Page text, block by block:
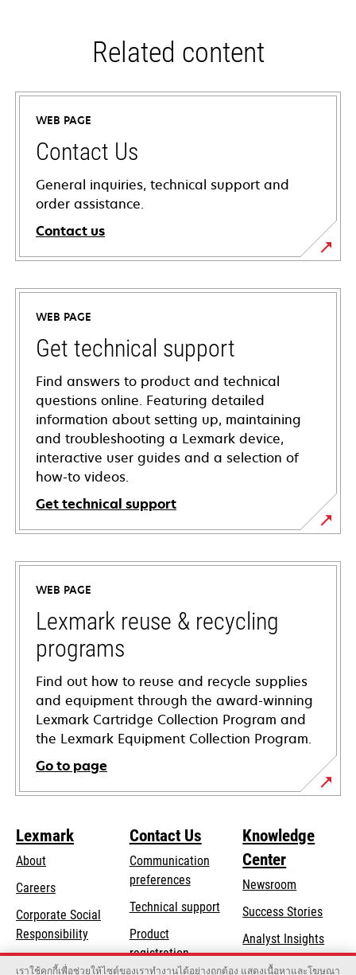
Related content
WEB PAGE
Contact Us
General inquiries, technical support and
order assistance.
Contact us
WEB PAGE
Get technical support
Find answers to product and technical
questions online. Featuring detailed
information about setting up, maintaining
and troubleshooting a Lexmark device,
interactive user guides and a selection of
how-to videos.
Get technical support
opens
in
new
tab
WEB PAGE
Lexmark reuse & recycling
programs
Find out how to reuse and recycle supplies
and equipment through the award-winning
Lexmark Cartridge Collection Program and
the Lexmark Equipment Collection Program.
Go to page
Lexmark
About
Careers
Corporate Social
Responsibilityopens
in
a
Sustainability
Contact Us
Communication
preferences
Technical supportopens
new
Product
registration
Knowledge
Center
Newsroom
Success Stories
Analyst Insights
เราใช้คุกกี้เพื่อช่วยให้ไซต์ของเราทำงานได้อย่างถูกต้อง แสดงเนื้อหาและโฆษณา